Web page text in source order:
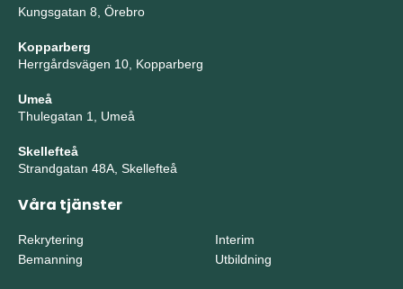
Kungsgatan 8, Örebro
Kopparberg
Herrgårdsvägen 10, Kopparberg
Umeå
Thulegatan 1, Umeå
Skellefteå
Strandgatan 48A, Skellefteå
Våra tjänster
Rekrytering
Bemanning
Interim
Utbildning